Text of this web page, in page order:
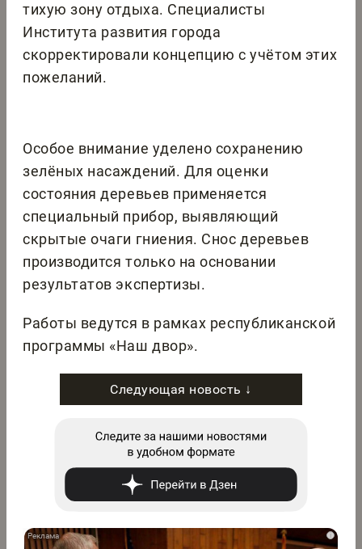
тихую зону отдыха. Специалисты
Института развития города
скорректировали концепцию с учётом этих
пожеланий.
Особое внимание уделено сохранению
зелёных насаждений. Для оценки
состояния деревьев применяется
специальный прибор, выявляющий
скрытые очаги гниения. Снос деревьев
производится только на основании
результатов экспертизы.
Работы ведутся в рамках республиканской
программы «Наш двор».
Следующая новость ↓
i